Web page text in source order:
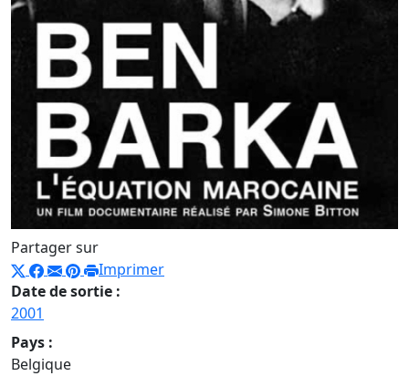
Partager sur
Imprimer
Date de sortie :
2001
Pays :
Belgique